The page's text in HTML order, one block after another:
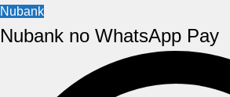
Nubank
Nubank no WhatsApp Pay